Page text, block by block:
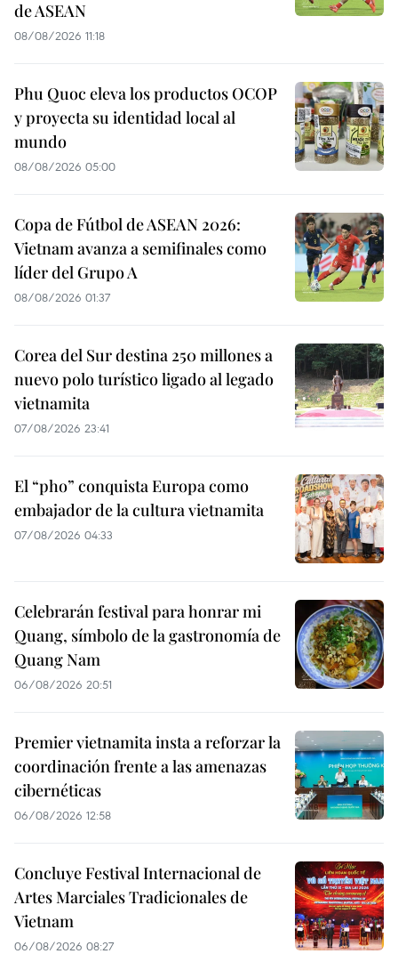
de ASEAN
08/08/2026 11:18
Phu Quoc eleva los productos OCOP
y proyecta su identidad local al
mundo
08/08/2026 05:00
Copa de Fútbol de ASEAN 2026:
Vietnam avanza a semifinales como
líder del Grupo A
08/08/2026 01:37
Corea del Sur destina 250 millones a
nuevo polo turístico ligado al legado
vietnamita
07/08/2026 23:41
El “pho” conquista Europa como
embajador de la cultura vietnamita
07/08/2026 04:33
Celebrarán festival para honrar mi
Quang, símbolo de la gastronomía de
Quang Nam
06/08/2026 20:51
Premier vietnamita insta a reforzar la
coordinación frente a las amenazas
cibernéticas
06/08/2026 12:58
Concluye Festival Internacional de
Artes Marciales Tradicionales de
Vietnam
06/08/2026 08:27